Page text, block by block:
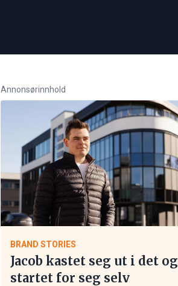
Annonsørinnhold
BRAND STORIES
Jacob kastet seg ut i det og
startet for seg selv